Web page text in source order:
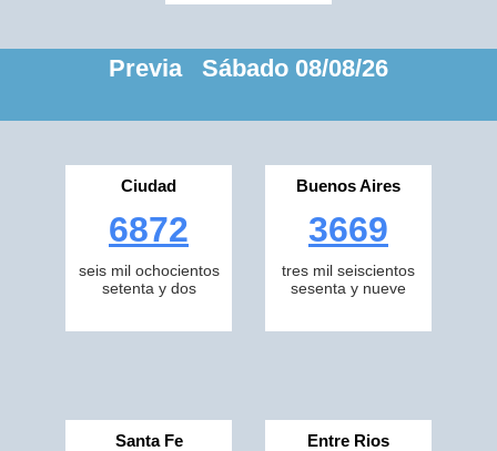
Previa Sábado 08/08/26
Ciudad
6872
seis mil ochocientos
setenta y dos
Buenos Aires
3669
tres mil seiscientos
sesenta y nueve
Santa Fe Entre Rios